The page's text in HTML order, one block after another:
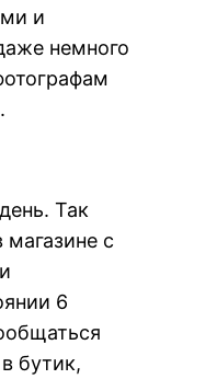
и
немного
Так
магазине с
6
бутик,